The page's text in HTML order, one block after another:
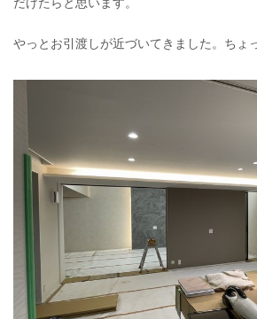
やっとお引渡しが近づいてきました。ちょ